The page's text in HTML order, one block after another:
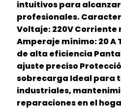
intuitivos para
profesionales.
Voltaje: 220V Corriente
Amperaje mínimo: 20
de alta eficiencia
ajuste preciso
sobrecarga Ideal para
industriales,
reparaciones en el